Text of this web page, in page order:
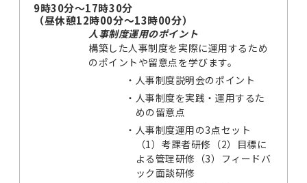
9時30分～17時30分
（昼休憩12時00分～13時00分）
人事制度運用のポイント
構築した人事制度を実際に運用するため
のポイントや留意点を学びます。
・ 人事制度説明会のポイント
・ 人事制度を実践・運用するた
めの留意点
・ 人事制度運用の3点セット
（1）考課者研修（2）目標に
よる管理研修（3）フィードバ
ック面談研修